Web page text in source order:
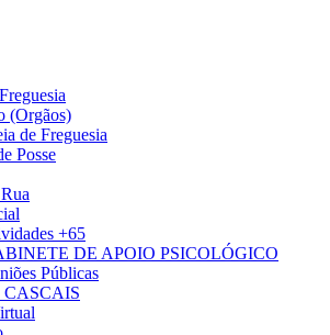
(Orgãos)
de Freguesia
Posse
+65
DE APOIO PSICOLÓGICO
Públicas
CASCAIS